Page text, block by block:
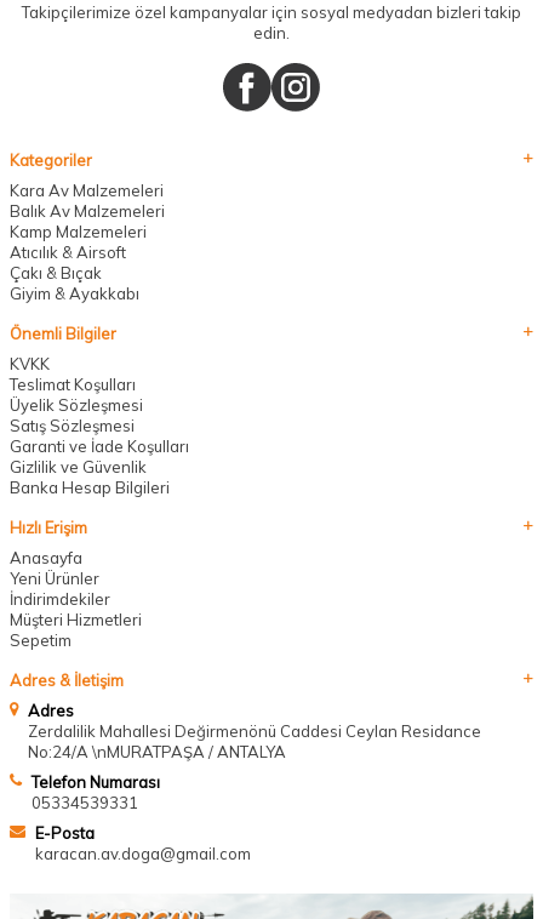
Takipçilerimize özel kampanyalar için sosyal medyadan bizleri takip
edin.
Kategoriler
Kara Av Malzemeleri
Balık Av Malzemeleri
Kamp Malzemeleri
Atıcılık & Airsoft
Çakı & Bıçak
Giyim & Ayakkabı
Önemli Bilgiler
KVKK
Teslimat Koşulları
Üyelik Sözleşmesi
Satış Sözleşmesi
Garanti ve İade Koşulları
Gizlilik ve Güvenlik
Banka Hesap Bilgileri
Hızlı Erişim
Anasayfa
Yeni Ürünler
İndirimdekiler
Müşteri Hizmetleri
Sepetim
Adres & İletişim
Adres
Zerdalilik Mahallesi Değirmenönü Caddesi Ceylan Residance
No:24/A \nMURATPAŞA / ANTALYA
Telefon Numarası
05334539331
E-Posta
karacan.av.doga@gmail.com